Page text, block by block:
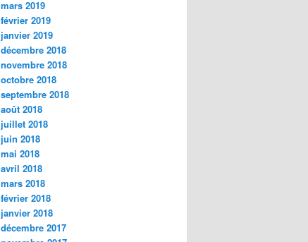
mars 2019
février 2019
janvier 2019
décembre 2018
novembre 2018
octobre 2018
septembre 2018
août 2018
juillet 2018
juin 2018
mai 2018
avril 2018
mars 2018
février 2018
janvier 2018
décembre 2017